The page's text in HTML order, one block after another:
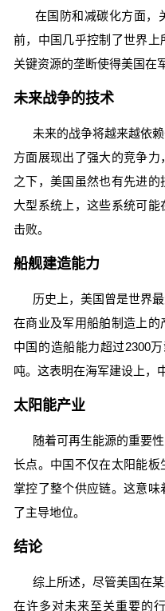
在国防和减碳化方面，
前，中国几乎控制了世界
关键资源的垄断使得美国在
未来战争的技术
未来的战争将越来越依赖
方面展现出了强大的竞争
之下，美国虽然也有先进
大型系统上，这些系统可
击败。
船舰建造能力
历史上，美国曾是世界最
在商业及军用船舶制造上的
中国的造船能力超过2300
吨。这表明在海军建设上，
太阳能产业
随着可再生能源的重要性
长点。中国不仅在太阳能
掌控了整个供应链。这意
了主导地位。
结论
综上所述，尽管美国在某
在许多对未来至关重要的